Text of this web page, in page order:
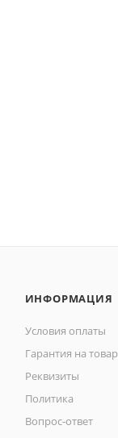
ИНФОРМАЦИЯ
Условия оплаты
Гарантия на товар
Реквизиты
Политика
Вопрос-ответ